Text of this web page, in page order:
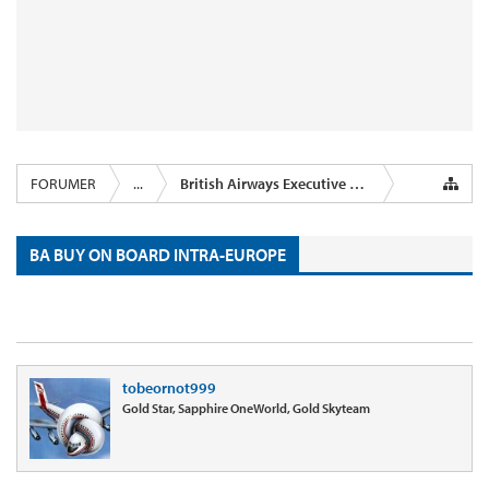
FORUMER ... British Airways Executive Club
BA BUY ON BOARD INTRA-EUROPE
tobeornot999
Gold Star, Sapphire OneWorld, Gold Skyteam